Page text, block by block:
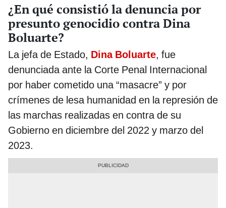
¿En qué consistió la denuncia por
presunto genocidio contra Dina
Boluarte?
La jefa de Estado, Dina Boluarte, fue
denunciada ante la Corte Penal Internacional
por haber cometido una “masacre” y por
crímenes de lesa humanidad en la represión de
las marchas realizadas en contra de su
Gobierno en diciembre del 2022 y marzo del
2023.